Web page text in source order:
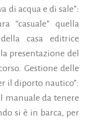
di acqua e di sale”:
“casuale” quella
casa editrice
presentazione del
Gestione delle
il diporto nautico”:
manuale da tenere
si è in barca, per